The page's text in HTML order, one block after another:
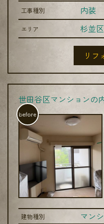
工事種別 内装
エリア 杉並区
リフ
世田谷区マンションの
before
建物種別 マン